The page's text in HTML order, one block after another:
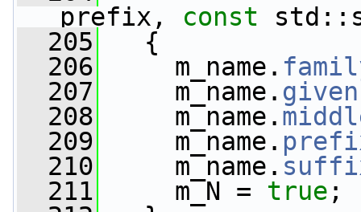
prefix, const
  205
{
  206
m_name.
  207
m_name. given
  208
m_name.
  209
m_name.
  210
m_name.
  211
m_N = true ;